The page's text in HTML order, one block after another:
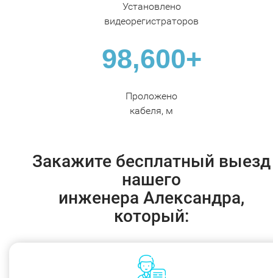
Установлено
видеорегистраторов
98,600+
Проложено
кабеля, м
Закажите бесплатный выезд
нашего
инженера Александра,
который: